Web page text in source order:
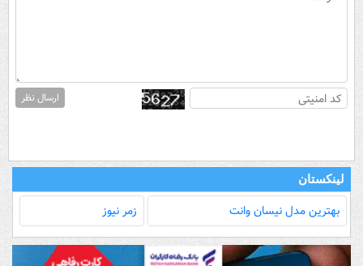
ارسال نظر
لینکستان
بهترین مدل‌ نیسان وانت زمر نیوز